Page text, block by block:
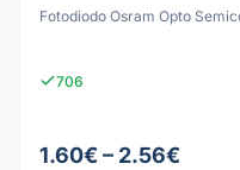
Fotodiodo Osram Opto
706
1.60€ – 2.56€